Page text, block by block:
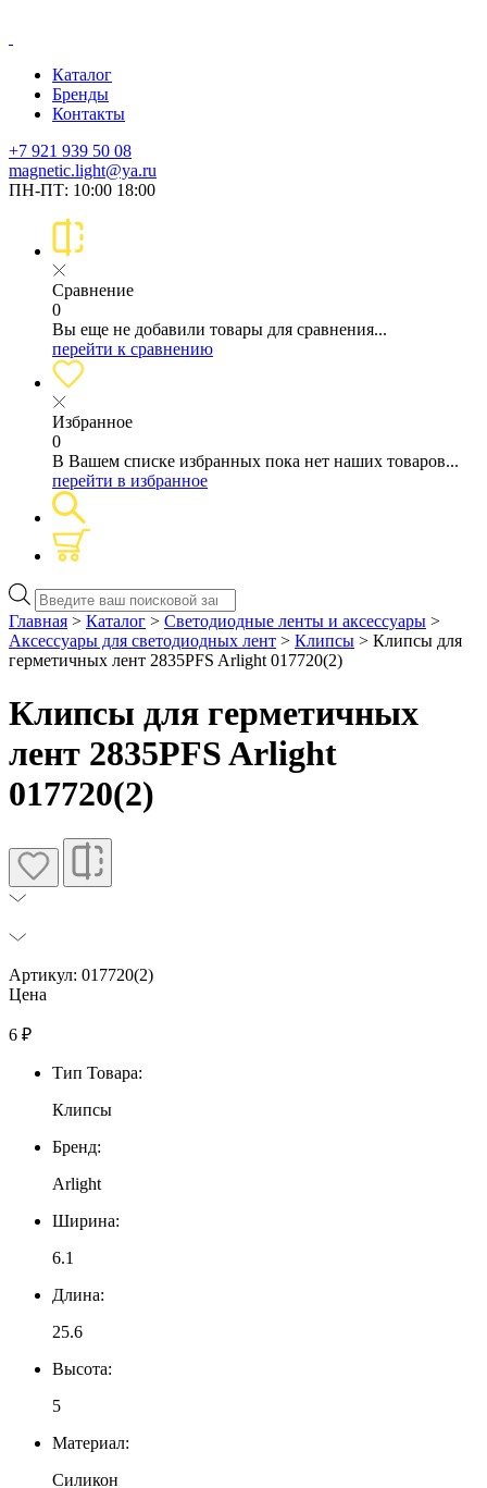
Каталог
Бренды
Контакты
+7 921 939 50 08
magnetic.light@ya.ru
ПН-ПТ: 10:00 18:00
Сравнение
0
Вы еще не добавили товары для сравнения...
перейти к сравнению
Избранное
0
В Вашем списке избранных пока нет наших товаров...
перейти в избранное
Поиск
товаров
Главная > Каталог > Светодиодные ленты и аксессуары >
Аксессуары для светодиодных лент > Клипсы > Клипсы для
герметичных лент 2835PFS Arlight 017720(2)
Клипсы для герметичных
лент 2835PFS Arlight
017720(2)
Артикул: 017720(2)
Цена
6 ₽
Тип Товара:
Клипсы
Бренд:
Arlight
Ширина:
6.1
Длина:
25.6
Высота:
5
Материал:
Силикон